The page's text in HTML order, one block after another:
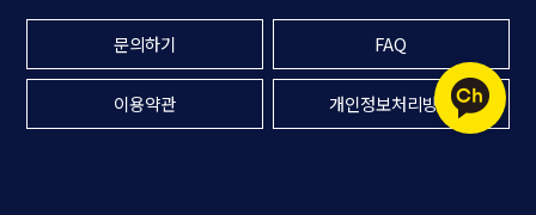
문의하기 FAQ
이용약관 개인정보처리방침